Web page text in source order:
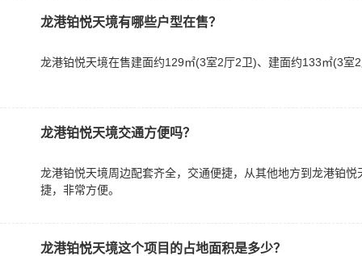
龙港铂悦天境有哪些户型在售？
龙港铂悦天境在售建面约129㎡(3室2厅2卫)、建面约133㎡(3室
龙港铂悦天境交通方便吗？
龙港铂悦天境周边配套齐全，交通便捷，从其他地方到龙港铂
捷，非常方便。
龙港铂悦天境这个项目的占地面积是多少？